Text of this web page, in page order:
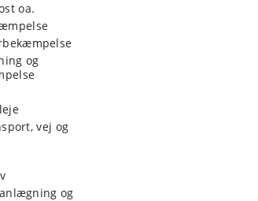
oa.
og
vej og
og